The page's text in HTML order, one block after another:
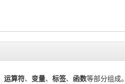
运算符、 变量、 标签、 函数等部分组成。